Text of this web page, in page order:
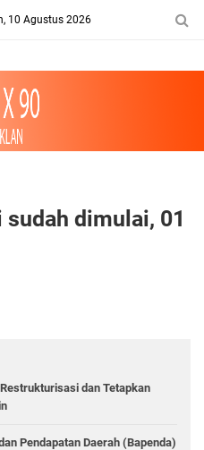
10 Agustus 2026
dimulai, 01
dan Tetapkan
Pendapatan Daerah (Bapenda)